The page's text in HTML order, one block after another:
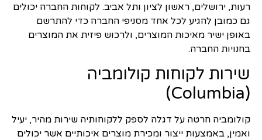
רעות, ירושלים, ראשון לציון ותל אביב. לקוחות החברה יכולים
גם כמובן להגיע לכל אחד מסניפי החברה כדי להתרשם
באופן ישיר מאיכות המוצרים, ולרכוש פיזית את המוצרים
בחנויות החברה.
שירות לקוחות קולומביה
(Columbia)
קולומביה חרטה על דגלה לספק ללקוחותיה שירות מהיר, יעיל
ואמין, באמצעות ייצור ומכירת מוצרים איכותיים אשר יכולים